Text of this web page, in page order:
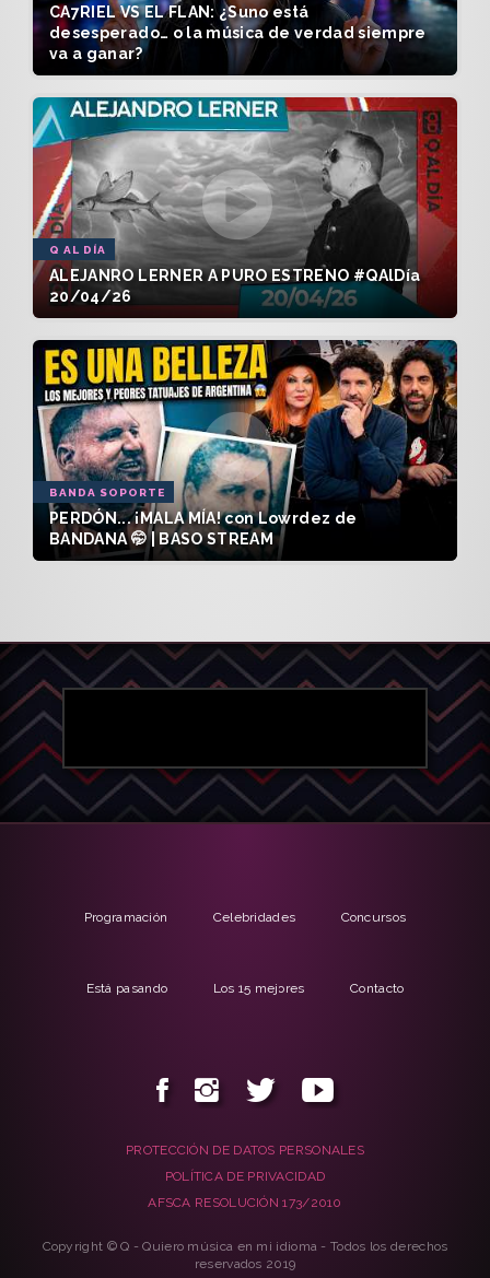
CA7RIEL VS EL FLAN: ¿Suno está
desesperado… o la música de verdad siempre
va a ganar?
Q AL DÍA
ALEJANRO LERNER A PURO ESTRENO #QAlDía
20/04/26
BANDA SOPORTE
PERDÓN... ¡MALA MÍA! con Lowrdez de
BANDANA 🤭 | BASO STREAM
Programación Celebridades Concursos
Está pasando Los 15 mejores Contacto
PROTECCIÓN DE DATOS PERSONALES
POLÍTICA DE PRIVACIDAD
AFSCA RESOLUCIÓN 173/2010
Copyright © Q - Quiero música en mi idioma - Todos los derechos
reservados 2019